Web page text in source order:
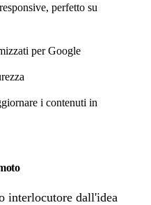
perfetto su
per Google
i contenuti in
interlocutore dall'idea